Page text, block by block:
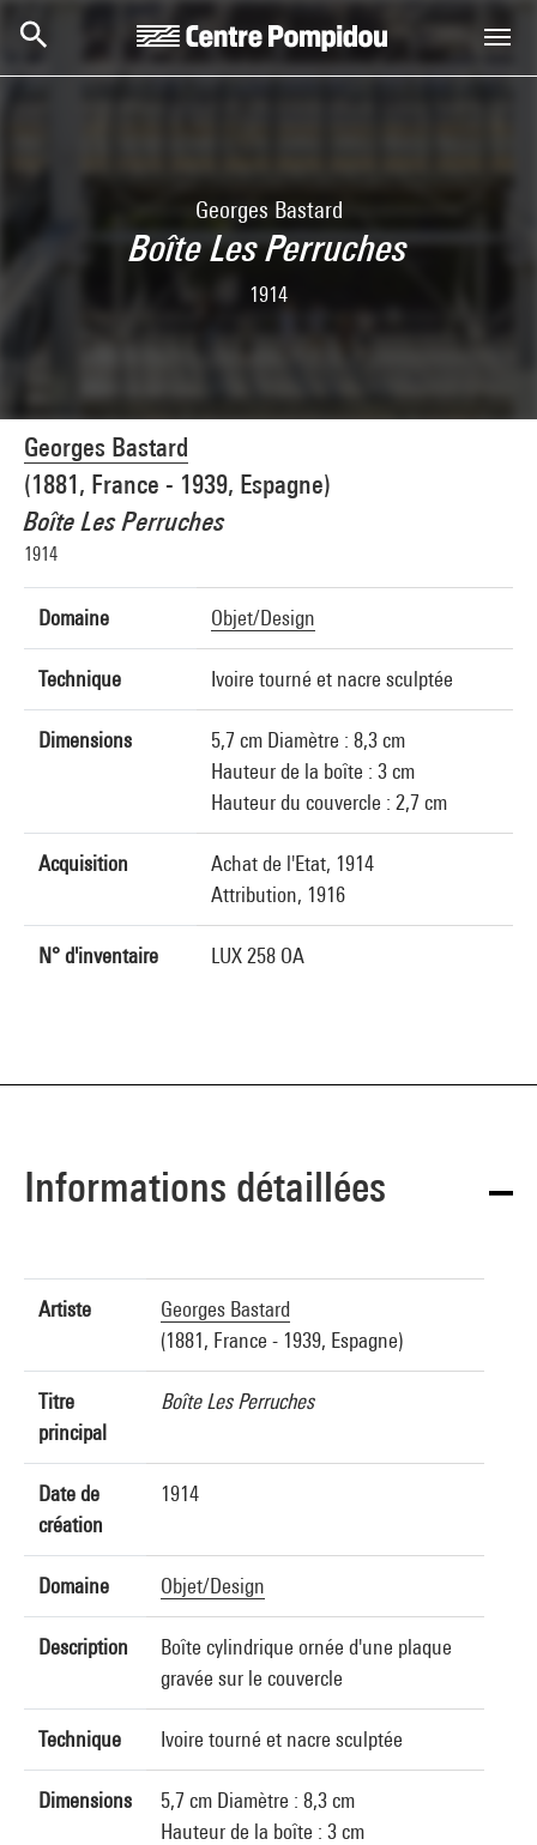
Georges Bastard
Boîte Les Perruches
1914
Georges Bastard
(1881, France - 1939, Espagne)
Boîte Les Perruches
1914
Domaine Objet/Design
Technique Ivoire tourné et nacre sculptée
Dimensions
5,7 cm Diamètre : 8,3 cm
Hauteur de la boîte : 3 cm
Hauteur du couvercle : 2,7 cm
Acquisition
Achat de l'Etat, 1914
Attribution, 1916
N° d'inventaire LUX 258 OA
Informations détaillées
Artiste
Georges Bastard
(1881, France - 1939, Espagne)
Titre
principal
Boîte Les Perruches
Date de
création
1914
Domaine Objet/Design
Description
Boîte cylindrique ornée d'une plaque
gravée sur le couvercle
Technique Ivoire tourné et nacre sculptée
Dimensions
5,7 cm Diamètre : 8,3 cm
Hauteur de la boîte : 3 cm